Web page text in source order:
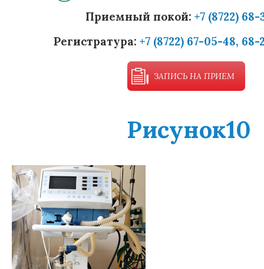
Приемный покой: +7 (8722)
Регистратура: +7 (8722) 67-05-48, 68-
ЗАПИСЬ НА ПРИЕМ
Рисунок10